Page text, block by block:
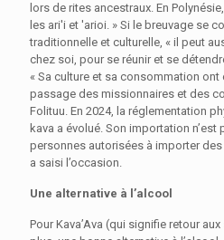
lors de rites ancestraux. En
les ari'i et 'arioi. » Si le breuvage se
traditionnelle et culturelle, « il peut
chez soi, pour se réunir et se
« Sa culture et sa consommation ont
passage des missionnaires et des
Folituu. En 2024, la réglementation
kava a évolué. Son importation n’est
personnes autorisées à importer
a saisi l’occasion.
Une alternative à l’alcool
Pour Kava’Ava (qui signifie retour